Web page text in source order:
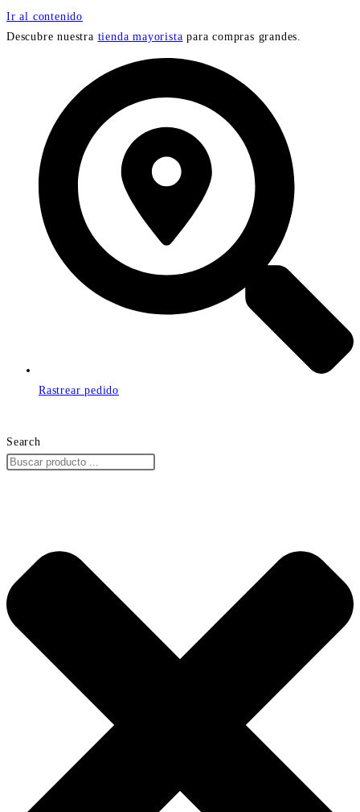
Ir al contenido
Descubre nuestra tienda mayorista para compras grandes.
Rastrear pedido
Search